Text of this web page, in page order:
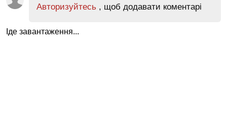
Авторизуйтесь , щоб додавати коментарі
Іде завантаження...